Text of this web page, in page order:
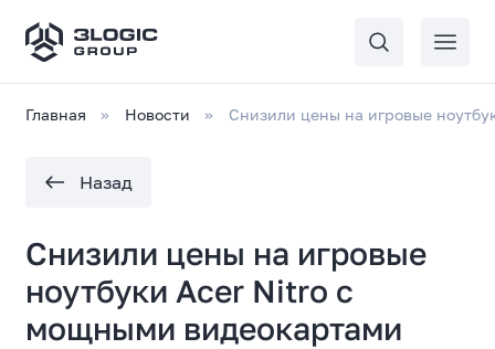
Главная Новости Снизили цены на игровые
Назад
Снизили цены на игровые
ноутбуки Acer Nitro с
мощными видеокартами